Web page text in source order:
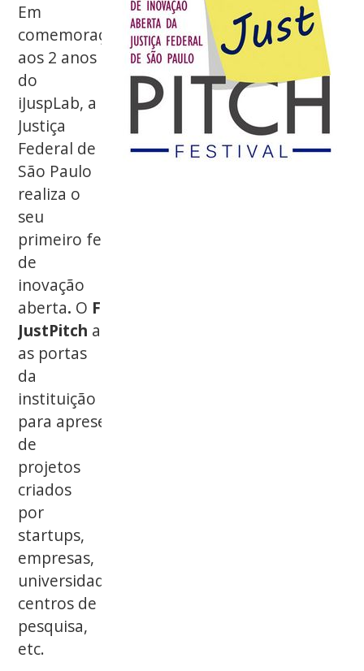
Em
comemoração
aos 2 anos
do
iJuspLab, a
Justiça
Federal de
São Paulo
realiza o
seu
primeiro festival
de
inovação
aberta. O Festival
JustPitch abrirá
as portas
da
instituição
para apresentação
de
projetos
criados
por
startups,
empresas,
universidades,
centros de
pesquisa,
etc.